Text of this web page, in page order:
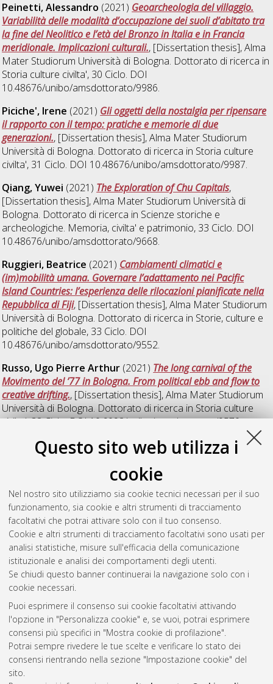
Questo sito web utilizza i
cookie
Nel nostro sito utilizziamo sia cookie tecnici necessari per il suo
funzionamento, sia cookie e altri strumenti di tracciamento
facoltativi che potrai attivare solo con il tuo consenso.
Cookie e altri strumenti di tracciamento facoltativi sono usati per
analisi statistiche, misure sull'efficacia della comunicazione
istituzionale e analisi dei comportamenti degli utenti.
Se chiudi questo banner continuerai la navigazione solo con i
cookie necessari.
Puoi esprimere il consenso sui cookie facoltativi attivando
l'opzione in "Personalizza cookie" e, se vuoi, potrai esprimere
consensi più specifici in "Mostra cookie di profilazione".
Potrai sempre rivedere le tue scelte e verificare lo stato dei
consensi rientrando nella sezione "Impostazione cookie" del
sito.
Peinetti, Alessandro (2021) Geoarcheologia del villaggio.
Variabilità delle modalità d’occupazione dei suoli d’abitato tra
la fine del Neolitico e l’età del Bronzo in Italia e in Francia
meridionale. Implicazioni culturali., [Dissertation thesis], Alma
Mater Studiorum Università di Bologna. Dottorato di ricerca in
Storia culture civilta', 30 Ciclo. DOI
10.48676/unibo/amsdottorato/9986.
Piciche', Irene (2021) Gli oggetti della nostalgia per ripensare
il rapporto con il tempo: pratiche e memorie di due
generazioni., [Dissertation thesis], Alma Mater Studiorum
Università di Bologna. Dottorato di ricerca in Storia culture
civilta', 31 Ciclo. DOI 10.48676/unibo/amsdottorato/9987.
Qiang, Yuwei (2021) The Exploration of Chu Capitals,
[Dissertation thesis], Alma Mater Studiorum Università di
Bologna. Dottorato di ricerca in Scienze storiche e
archeologiche. Memoria, civilta' e patrimonio, 33 Ciclo. DOI
10.48676/unibo/amsdottorato/9668.
Ruggieri, Beatrice (2021) Cambiamenti climatici e
(im)mobilità umana. Governare l’adattamento nei Pacific
Island Countries: l’esperienza delle rilocazioni pianificate nella
Repubblica di Fiji, [Dissertation thesis], Alma Mater Studiorum
Università di Bologna. Dottorato di ricerca in Storie, culture e
politiche del globale, 33 Ciclo. DOI
10.48676/unibo/amsdottorato/9552.
Russo, Ugo Pierre Arthur (2021) The long carnival of the
Movimento del ’77 in Bologna. From political ebb and flow to
creative drifting., [Dissertation thesis], Alma Mater Studiorum
Università di Bologna. Dottorato di ricerca inStoria culture
civilta', 32 Ciclo. DOI 10.6092/unibo/amsdottorato/9570.
Vanzini, Riccardo(2021)Le origini e lo sviluppo di Bologna
etrusca: rapporti tra l'area nord-orientale e il centro
, [Dissertation thesis], Alma Mater Studiorum
Università di Bologna. Dottorato di ricerca in
e archeologiche. Memoria, civilta' e patrimonio, 33 Ciclo. DOI
10.48676/unibo/amsdottorato/9948.
Questa lista e' stata generata il Thu Aug 6 20:51:35 2026
Atom
Rss 1.0
Rss 2.0